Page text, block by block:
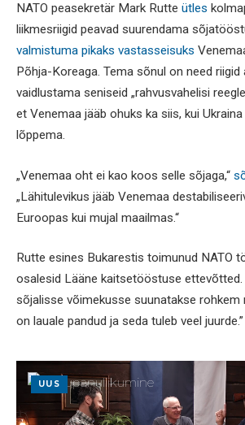
NATO peasekretär Mark Rutte ütles
liikmesriigid peavad suurendama
valmistuma pikaks vastasseisuks
Põhja-Koreaga. Tema sõnul on need riigid
vaidlustama seniseid „rahvusvahelisi
et Venemaa jääb ohuks ka siis, kui
lõppema.
„Venemaa oht ei kao koos selle sõjaga,“
„Lähitulevikus jääb Venemaa
Euroopas kui mujal maailmas.“
Rutte esines Bukarestis toimunud NATO
osalesid Lääne kaitsetööstuse ettevõtted.
sõjalisse võimekusse suunatakse rohkem
on lauale pandud ja seda tuleb veel juurde.”
UUS